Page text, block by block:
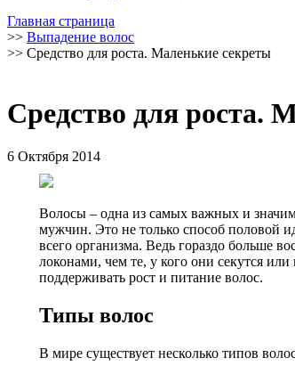
Главная страница
>> Выпадение волос
>> Средство для роста. Маленькие секреты
Средство для роста.
6 Октября 2014
Волосы – одна из самых важных и
мужчин. Это не только способ половой
всего организма. Ведь гораздо больше
локонами, чем те, у кого они секутся
поддерживать рост и питание волос.
Типы волос
В мире существует несколько типов